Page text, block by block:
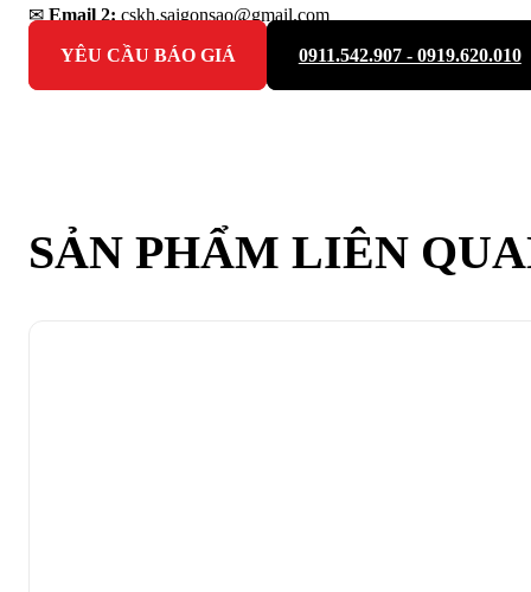
✉ Email 2: cskh.saigonsao@gmail.com
YÊU CẦU BÁO GIÁ
0911.542.907 - 0919.620.010
SẢN PHẨM LIÊN